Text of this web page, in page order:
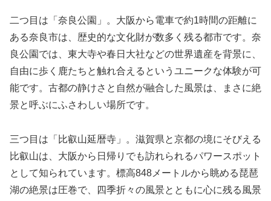
二つ目は「奈良公園」。大阪から電車で約1時間の距離に
ある奈良市は、歴史的な文化財が数多く残る都市です。奈
良公園では、東大寺や春日大社などの世界遺産を背景に、
自由に歩く鹿たちと触れ合えるというユニークな体験が可
能です。古都の静けさと自然が融合した風景は、まさに絶
景と呼ぶにふさわしい場所です。
三つ目は「比叡山延暦寺」。滋賀県と京都の境にそびえる
比叡山は、大阪から日帰りでも訪れられるパワースポット
として知られています。標高848メートルから眺める琵琶
湖の絶景は圧巻で、四季折々の風景とともに心に残る風景